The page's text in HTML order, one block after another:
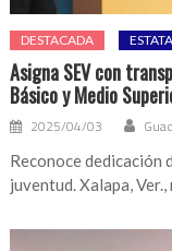
DESTACADA
Asigna SEV con
Básico y Medio
2025/04/03
Reconoce dedicación
juventud. Xalapa,